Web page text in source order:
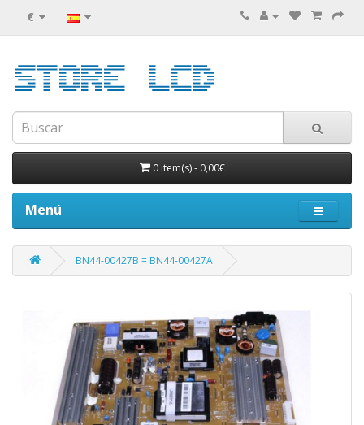
€
0 item(s)- 0,00€
Menú
BN44-00427B = BN44-00427A